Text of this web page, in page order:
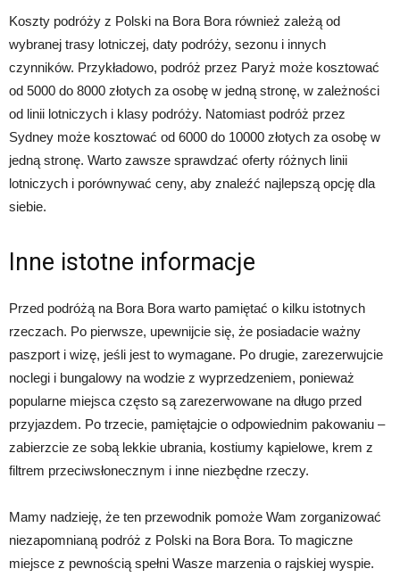
Koszty podróży z Polski na Bora Bora również zależą od
wybranej trasy lotniczej, daty podróży, sezonu i innych
czynników. Przykładowo, podróż przez Paryż może kosztować
od 5000 do 8000 złotych za osobę w jedną stronę, w zależności
od linii lotniczych i klasy podróży. Natomiast podróż przez
Sydney może kosztować od 6000 do 10000 złotych za osobę w
jedną stronę. Warto zawsze sprawdzać oferty różnych linii
lotniczych i porównywać ceny, aby znaleźć najlepszą opcję dla
siebie.
Inne istotne informacje
Przed podróżą na Bora Bora warto pamiętać o kilku istotnych
rzeczach. Po pierwsze, upewnijcie się, że posiadacie ważny
paszport i wizę, jeśli jest to wymagane. Po drugie, zarezerwujcie
noclegi i bungalowy na wodzie z wyprzedzeniem, ponieważ
popularne miejsca często są zarezerwowane na długo przed
przyjazdem. Po trzecie, pamiętajcie o odpowiednim pakowaniu –
zabierzcie ze sobą lekkie ubrania, kostiumy kąpielowe, krem z
filtrem przeciwsłonecznym i inne niezbędne rzeczy.
Mamy nadzieję, że ten przewodnik pomoże Wam zorganizować
niezapomnianą podróż z Polski na Bora Bora. To magiczne
miejsce z pewnością spełni Wasze marzenia o rajskiej wyspie.